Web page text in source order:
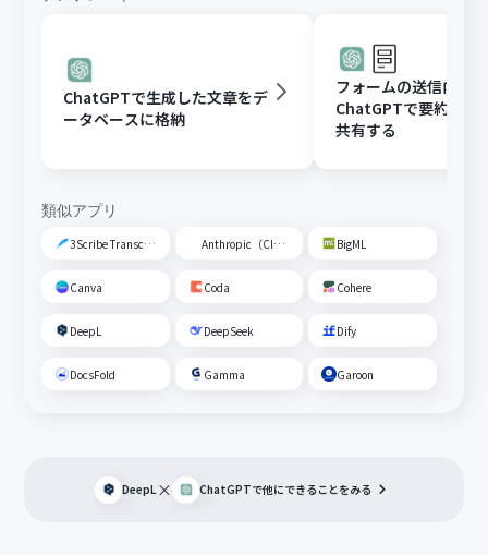
ChatGPTで生成した文章をデ
ータベースに格納
フォームの送信内容を
ChatGPTで要約し、
共有する
類似アプリ
3Scribe Transcription Anthropic（Claude） BigML
Canva Coda Cohere
DeepL DeepSeek Dify
DocsFold Gamma Garoon
DeepL× ChatGPTで他にできることをみる